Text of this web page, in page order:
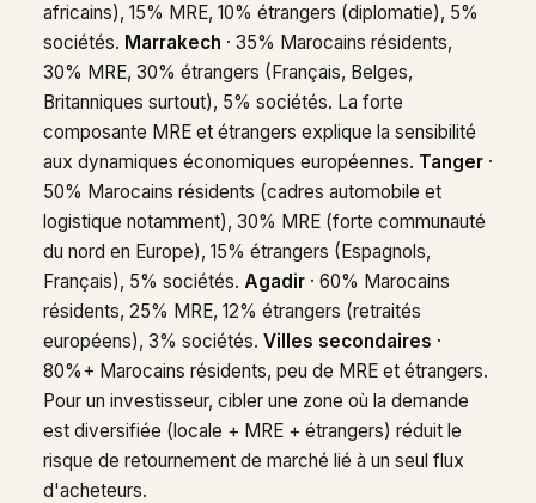
africains), 15% MRE, 10% étrangers (diplomatie), 5%
sociétés. Marrakech · 35% Marocains résidents,
30% MRE, 30% étrangers (Français, Belges,
Britanniques surtout), 5% sociétés. La forte
composante MRE et étrangers explique la sensibilité
aux dynamiques économiques européennes. Tanger ·
50% Marocains résidents (cadres automobile et
logistique notamment), 30% MRE (forte communauté
du nord en Europe), 15% étrangers (Espagnols,
Français), 5% sociétés. Agadir · 60% Marocains
résidents, 25% MRE, 12% étrangers (retraités
européens), 3% sociétés. Villes secondaires ·
80%+ Marocains résidents, peu de MRE et étrangers.
Pour un investisseur, cibler une zone où la demande
est diversifiée (locale + MRE + étrangers) réduit le
risque de retournement de marché lié à un seul flux
d'acheteurs.